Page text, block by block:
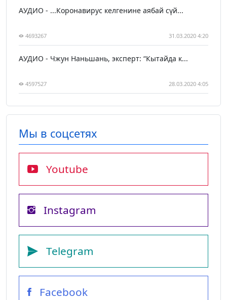
АУДИО - ...Коронавирус келгенине аябай сүй...
4693267 31.03.2020 4:20
АУДИО - Чжун Наньшань, эксперт: “Кытайда к...
4597527 28.03.2020 4:05
Мы в соцсетях
Youtube
Instagram
Telegram
Facebook